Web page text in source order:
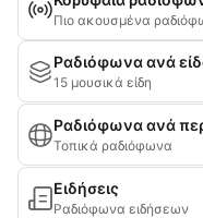
Πιο ακουσμένα
Ραδιόφωνα ανά
15 μουσικά είδη
Ραδιόφωνα ανά
Τοπικά ραδιόφωνα
Ειδήσεις
Ραδιόφωνα ειδήσεων